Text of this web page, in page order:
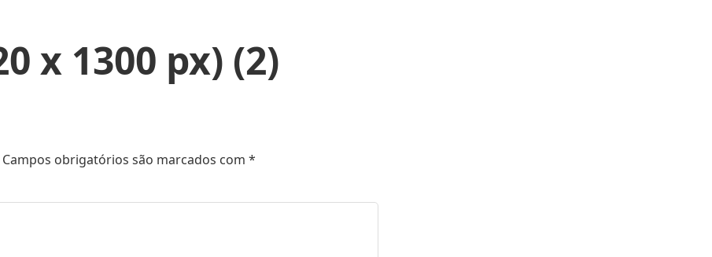
x 1300 px) (2)
Campos obrigatórios são marcados com *